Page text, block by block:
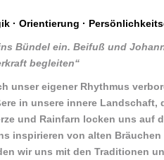
· Orientierung ·
Bündel ein. Beifuß und
begleiten“
unser eigener Rhythmus
in unsere innere Landschaft,
und Rainfarn locken uns auf
inspirieren von alten
wir uns mit den Traditionen